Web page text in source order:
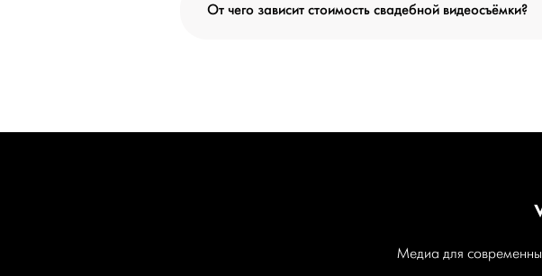
От чего зависит стоимость свадебной видеосъёмки?
Медиа для